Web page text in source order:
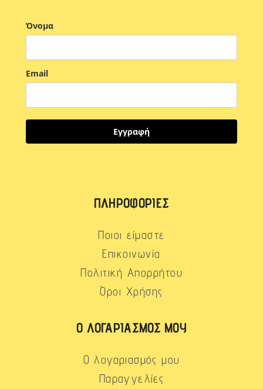
Όνομα
Email
Εγγραφή
ΠΛΗΡΟΦΟΡΊΕΣ
Ποιοι είμαστε
Επικοινωνία
Πολιτική Απορρήτου
Όροι Χρήσης
Ο ΛΟΓΑΡΙΑΣΜΌΣ ΜΟΥ
Ο λογαριασμός μου
Παραγγελίες